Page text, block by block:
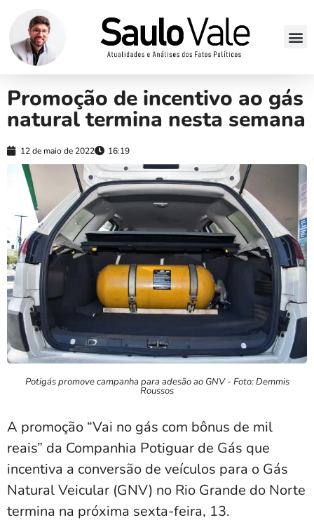
Promoção de incentivo ao gás
natural termina nesta semana
12 de maio de 2022 16:19
Potigás promove campanha para adesão ao GNV - Foto: Demmis
Roussos
A promoção “Vai no gás com bônus de mil
reais” da Companhia Potiguar de Gás que
incentiva a conversão de veículos para o Gás
Natural Veicular (GNV) no Rio Grande do Norte
termina na próxima sexta-feira, 13.